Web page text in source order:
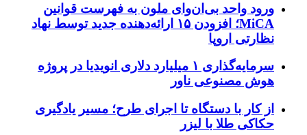
ورود واحد بی‌ان‌وای ملون به فهرست قوانین
MiCA؛ افزودن ۱۵ ارائه‌دهنده جدید توسط نهاد
نظارتی اروپا
سرمایه‌گذاری ۱ میلیارد دلاری انویدیا در پروژه
هوش مصنوعی ناور
از کار با دستگاه تا اجرای طرح؛ مسیر یادگیری
حکاکی طلا با لیزر